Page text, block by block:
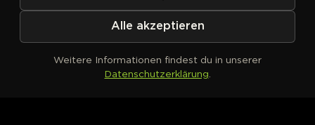
Kein Produkt definiert
Alle akzeptieren
Weitere Informationen findest du in unserer
Datenschutzerklärung